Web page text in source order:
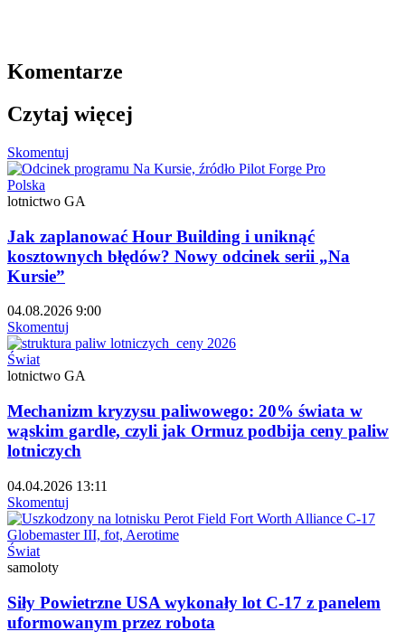
Komentarze
Czytaj więcej
Skomentuj
Polska
lotnictwo GA
Jak zaplanować Hour Building i uniknąć
kosztownych błędów? Nowy odcinek serii „Na
Kursie”
04.08.2026 9:00
Skomentuj
Świat
lotnictwo GA
Mechanizm kryzysu paliwowego: 20% świata w
wąskim gardle, czyli jak Ormuz podbija ceny paliw
lotniczych
04.04.2026 13:11
Skomentuj
Świat
samoloty
Siły Powietrzne USA wykonały lot C-17 z panelem
uformowanym przez robota